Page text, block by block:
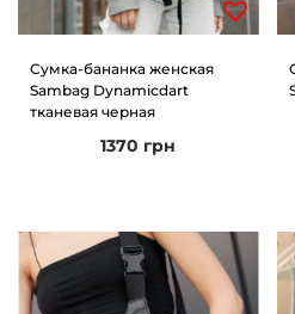
Сумка-бананка женская
Sambag Dynamicdart
тканевая черная
1370 грн